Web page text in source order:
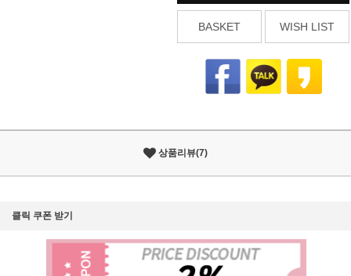
BASKET WISH LIST
상품리뷰(7)
클릭 쿠폰 받기